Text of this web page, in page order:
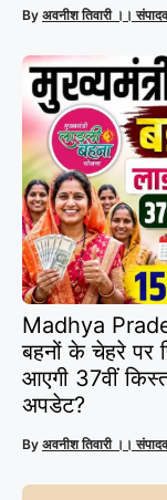
By अवनीश तिवारी ।।
Madhya
बहनों के चेहरे पर
आएगी 37वीं
अपडेट?
By अवनीश तिवारी ।।